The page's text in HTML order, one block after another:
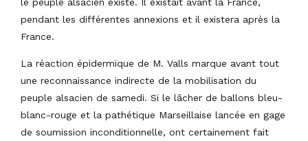
pendant les différentes annexions et il existera après la
France.
La réaction épidermique de M. Valls marque avant tout
une reconnaissance indirecte de la mobilisation du
peuple alsacien de samedi. Si le lâcher de ballons bleu-
blanc-rouge et la pathétique Marseillaise lancée en gage
de soumission inconditionnelle, ont certainement fait